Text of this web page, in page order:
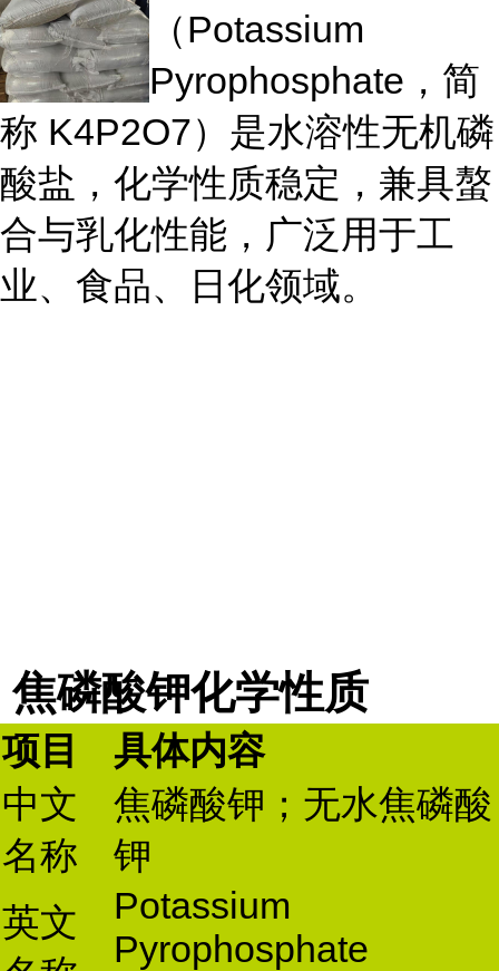
（Potassium
Pyrophosphate，简
称 K4P2O7）是水溶性无机磷
酸盐，化学性质稳定，兼具螯
合与乳化性能，广泛用于工
业、食品、日化领域。
焦磷酸钾化学性质
项目
具体内容
中文
名称
焦磷酸钾；无水焦磷酸
钾
英文
Potassium
Pyrophosphate